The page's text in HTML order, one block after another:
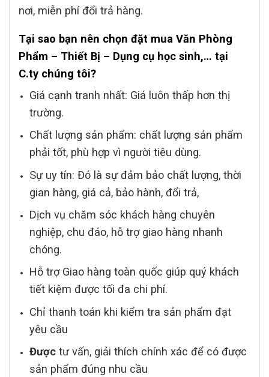
nơi, miễn phí đổi trả hàng.
Tại sao bạn nên chọn đặt mua Văn Phòng
Phẩm – Thiết Bị – Dụng cụ học sinh,… tại
C.ty chúng tôi?
Giá cạnh tranh nhất: Giá luôn thấp hơn thị
trường.
Chất lượng sản phẩm: chất lượng sản phẩm
phải tốt, phù hợp vì người tiêu dùng.
Sự uy tín: Đó là sự đảm bảo chất lượng, thời
gian hàng, giá cả, bảo hành, đổi trả,
Dịch vụ chăm sóc khách hàng chuyên
nghiệp, chu đáo, hỗ trợ giao hàng nhanh
chóng.
Hỗ trợ Giao hàng toàn quốc giúp quý khách
tiết kiệm được tối đa chi phí.
Chỉ thanh toán khi kiểm tra sản phẩm đạt
yêu cầu
Đượctư vấn, giải thích chính xác để có được
sản phẩm đúng nhu cầu